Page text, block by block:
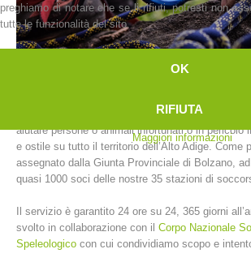
L’Alpenverein Südtirol svolge un servizio di
aiutare persone o animali infortunati o in pericolo
e ostile su tutto il territorio dell’Alto Adige. Come
assegnato dalla Giunta Provinciale di Bolzano,
quasi 1000 soci delle nostre 35 stazioni di
Il servizio è garantito 24 ore su 24, 365 giorni
svolto in collaborazione con il Corpo Nazionale
Speleologico con cui condividiamo scopo e
preghiamo di notare che se li rifiuti, potresti non
tutte le funzionalità del sito.
OK
RIFIUTA
Maggiori informazioni